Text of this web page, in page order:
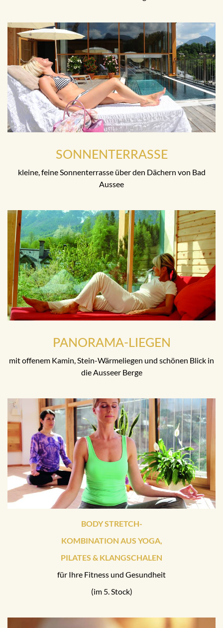
SONNENTERRASSE
kleine, feine Sonnenterrasse über den Dächern von Bad
Aussee
PANORAMA-LIEGEN
mit offenem Kamin, Stein-Wärmeliegen und schönen Blick in
die Ausseer Berge
BODY STRETCH-
KOMBINATION AUS YOGA,
PILATES & KLANGSCHALEN
für Ihre Fitness und Gesundheit
(im 5. Stock)